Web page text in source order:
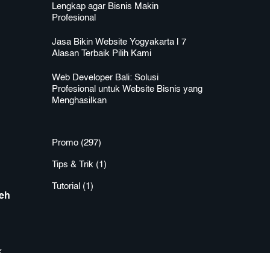
Lengkap agar Bisnis Makin
Profesional
Jasa Bikin Website Yogyakarta | 7
Alasan Terbaik Pilih Kami
Web Developer Bali: Solusi
Profesional untuk Website Bisnis yang
Menghasilkan
Promo (297)
Tips & Trik (1)
Tutorial (1)